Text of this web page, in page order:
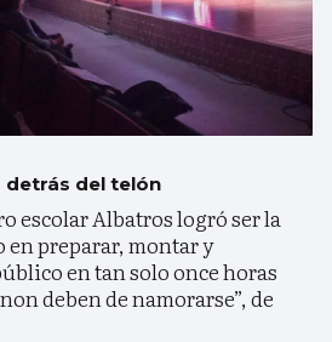
detrás del telón
escolar Albatros logró ser la
preparar, montar y
en tan solo once horas
deben de namorarse”, de